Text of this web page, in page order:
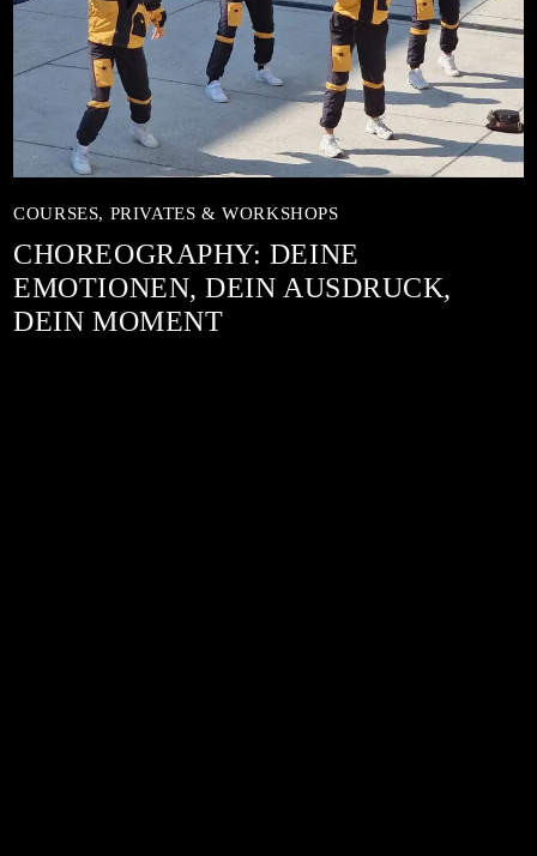
CHOREOGRAPHY: DEINE
EMOTIONEN, DEIN AUSDRUCK,
DEIN MOMENT
COURSES, PRIVATES & WORKSHOPS